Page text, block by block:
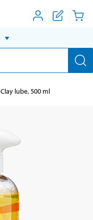
Clay lube, 500 ml